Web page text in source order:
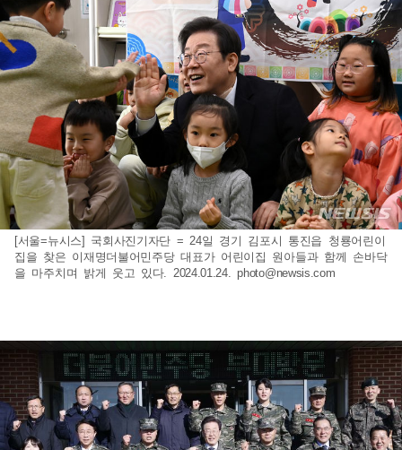
[서울=뉴시스] 국회사진기자단 = 24일 경기 김포시 통진읍 청룡어린이
집을 찾은 이재명더불어민주당 대표가 어린이집 원아들과 함께 손바닥
을 마주치며 밝게 웃고 있다. 2024.01.24.photo@newsis.com